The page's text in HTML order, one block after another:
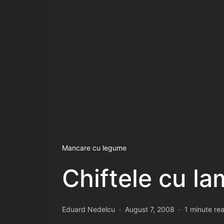
Mancare cu legume
Chiftele cu
Eduard Nedelcu August 7, 2008 1 minute